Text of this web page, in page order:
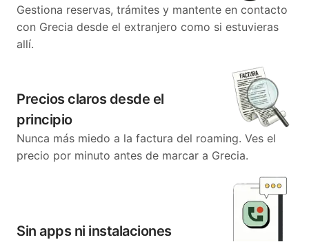
Gestiona reservas, trámites y mantente en contacto
con Grecia desde el extranjero como si estuvieras
allí.
Precios claros desde el
principio
Nunca más miedo a la factura del roaming. Ves el
precio por minuto antes de marcar a Grecia.
Sin apps ni instalaciones